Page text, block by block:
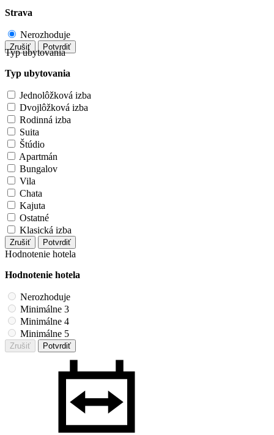
Strava
Nerozhoduje
Zrušiť Potvrdiť
Typ ubytovania
Typ ubytovania
Jednolôžková izba
Dvojlôžková izba
Rodinná izba
Suita
Štúdio
Apartmán
Bungalov
Vila
Chata
Kajuta
Ostatné
Klasická izba
Zrušiť Potvrdiť
Hodnotenie hotela
Hodnotenie hotela
Nerozhoduje
Minimálne 3
Minimálne 4
Minimálne 5
Zrušiť Potvrdiť